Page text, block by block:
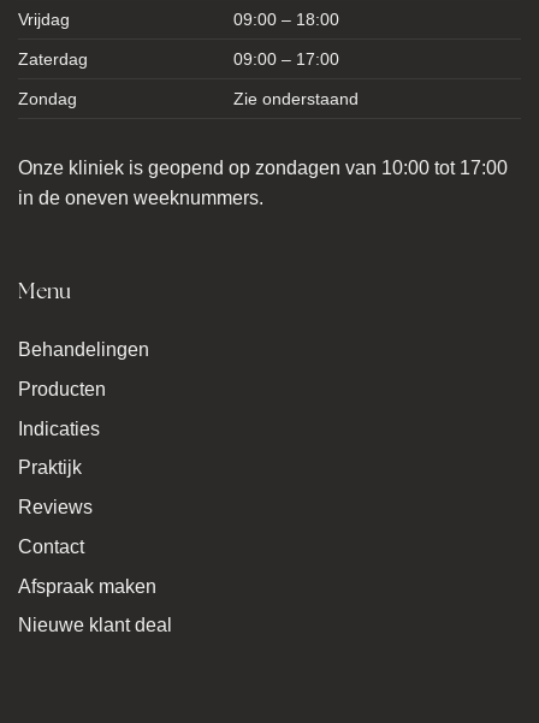
Vrijdag 09:00 – 18:00
Zaterdag 09:00 – 17:00
Zondag Zie onderstaand
Onze kliniek is geopend op zondagen van 10:00 tot 17:00
in de oneven weeknummers.
Menu
Behandelingen
Producten
Indicaties
Praktijk
Reviews
Contact
Afspraak maken
Nieuwe klant deal